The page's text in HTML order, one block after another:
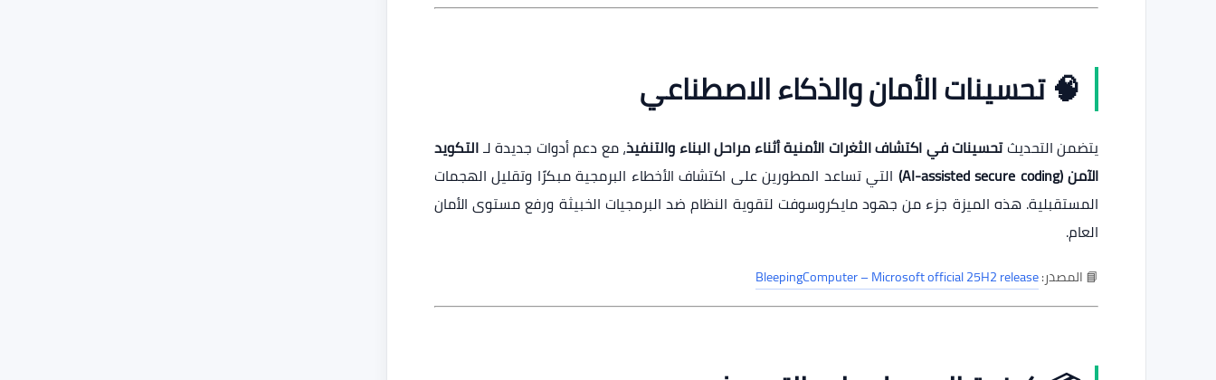
🧠 تحسينات الأمان والذكاء الاصطناعي
يتضمن التحديثتحسينات في اكتشاف الثغرات الأمنية أثناء مراحل البناء والتنفيذ، مع دعم أدوات جديدة لـالتكويد
الآمن (AI-assisted secure coding)
التي تساعد المطورين على اكتشاف الأخطاء البرمجية مبكرًا وتقليل الهجمات
المستقبلية. هذه الميزة جزء من جهود مايكروسوفت لتقوية النظام ضد البرمجيات الخبيثة ورفع مستوى الأمان
العام.
📘 المصدر:BleepingComputer – Microsoft official 25H2 release